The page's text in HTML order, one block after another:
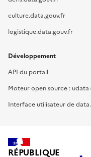
culture.data.gouv.fr
logistique.data.gouv.fr
Développement
API du portail
Moteur open source : udata
Interface utilisateur de
RÉPUBLIQUE